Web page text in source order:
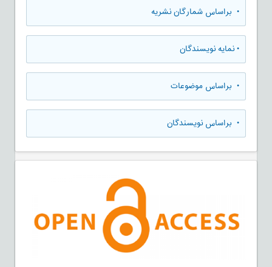
• براساس شمارگان نشریه
•نمایه نویسندگان
• براساس موضوعات
• براساس نویسندگان